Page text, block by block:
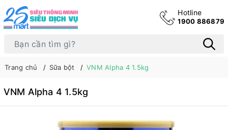
Hotline
1900 886879
Trang chủ Sữa bột VNM Alpha 4 1.5kg
VNM Alpha 4 1.5kg